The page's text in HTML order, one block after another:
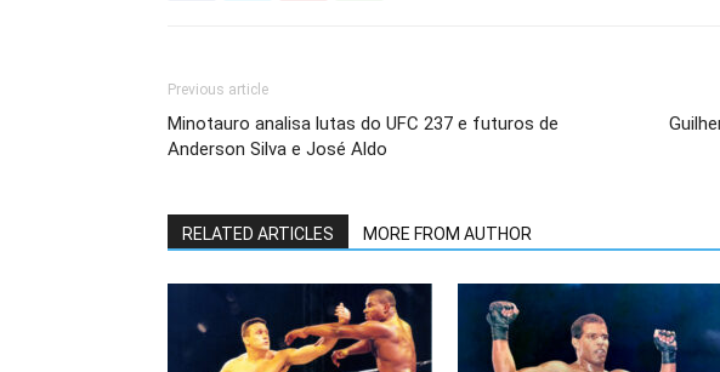
Previous article
Minotauro analisa lutas do UFC 237 e futuros de
Anderson Silva e José Aldo
RELATED ARTICLES MORE FROM AUTHOR